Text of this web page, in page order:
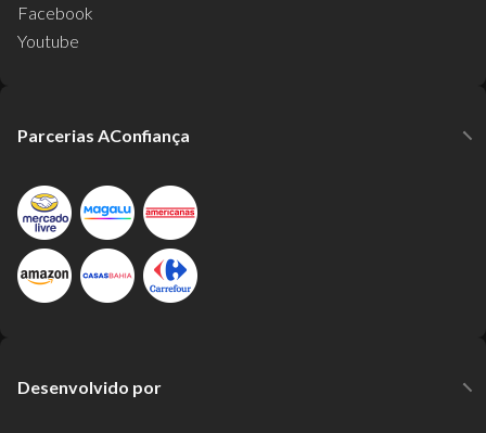
Facebook
Youtube
Parcerias AConfiança
Desenvolvido por